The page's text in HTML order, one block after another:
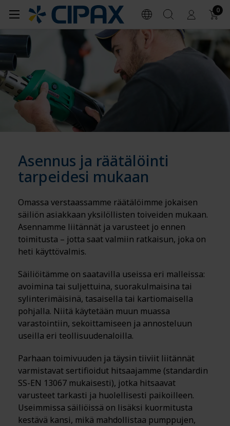
0
Asennus ja räätälöinti
tarpeidesi mukaan
Omassa verstaassamme räätälöimme jokaisen
säiliön asiakkaan yksilöllisten toiveiden mukaan.
Asennamme liitännät ja varusteet jo ennen
toimitusta – jotta saat valmiin ratkaisun, joka on
heti käyttövalmis.
Säiliöitämme on saatavilla useissa eri malleissa:
avoimina tai suljettuina, suorakulmaisina tai
sylinterimäisinä, tasaisella tai kartiomaisella
pohjalla. Niitä käytetään muun muassa
varastointiin, sekoittamiseen ja annosteluun
useilla eri teollisuudenaloilla.
Parhaan toimivuuden ja täysin tiiviit liitännät
varmistavat sertifioidut hitsaajamme (standardin
SS-EN 13067 mukaisesti), jotka hitsaavat
varusteet tarkasti ja huolellisesti paikoilleen.
Useimmissa säiliöissä on lisäksi kuormitusta
kestävä kansi, mikä mahdollistaa pumppujen,